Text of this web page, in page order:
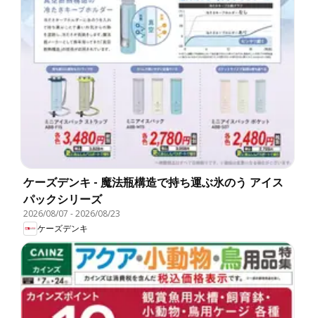
ケーズデンキ - 魔法瓶構造で持ち運ぶ氷のう アイス
パックシリーズ
2026/08/07 -2026/08/23
ケーズデンキ